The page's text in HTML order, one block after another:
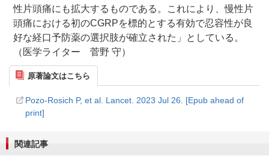
性片頭痛にも拡大するものである。これにより、慢性片
頭痛における初のCGRPを標的とする有効で忍容性が良
好な経口予防薬の選択肢が確立された」としている。
（医学ライター 菅野 守）
原著論文はこちら
Pozo-Rosich P, et al. Lancet. 2023 Jul 26. [Epub ahead of
print]
関連記事